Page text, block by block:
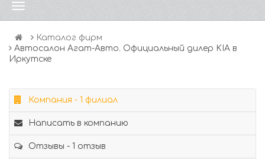
Каталог фирм
Автосалон Агат-Авто. Официальный дилер KIA в
Иркутске
Компания - 1 филиал
Написать в компанию
Отзывы - 1 отзыв